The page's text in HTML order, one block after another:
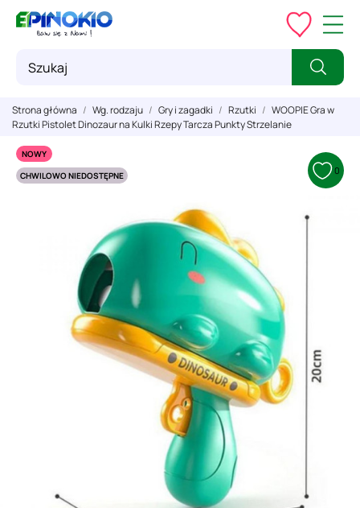
Strona główna Wg. rodzaju Gry i zagadki Rzutki
WOOPIE Gra w
Rzutki Pistolet Dinozaur na Kulki Rzepy Tarcza Punkty Strzelanie
NOWY
CHWILOWO NIEDOSTĘPNE
0